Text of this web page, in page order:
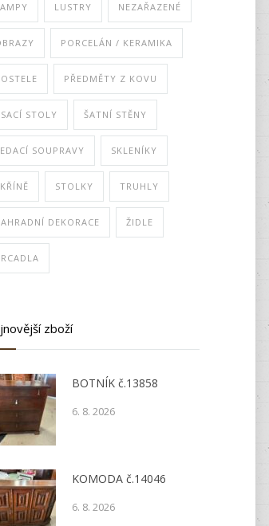
LUSTRY NEZAŘAZENÉ
PORCELÁN / KERAMIKA
PŘEDMĚTY Z KOVU
STOLY ŠATNÍ STĚNY
SOUPRAVY SKLENÍKY
STOLKY TRUHLY
DEKORACE ŽIDLE
zboží
BOTNÍK č.13858
6. 8. 2026
KOMODA č.14046
6. 8. 2026